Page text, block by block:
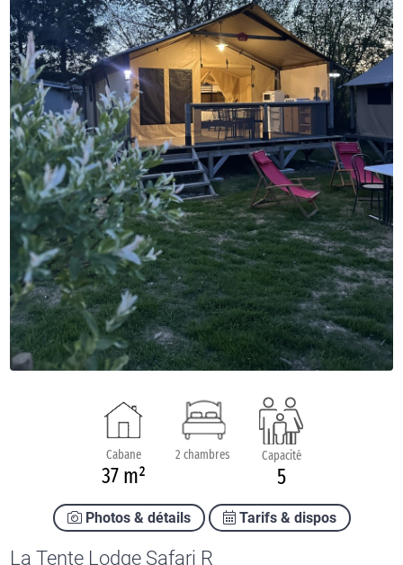
Cabane
37 m²
2 chambres Capacité
5
Photos & détails Tarifs & dispos
La Tente Lodge Safari R